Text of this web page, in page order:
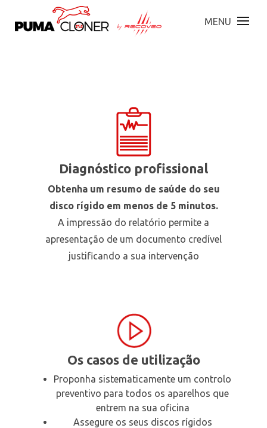
MENU
DIAGNÓSTICO
Diagnóstico profissional
Obtenha um resumo de saúde do seu
disco rígido em menos de 5 minutos.
A impressão do relatório permite a
apresentação de um documento credível
justificando a sua intervenção
Os casos de utilização
Proponha sistematicamente um controlo
preventivo para todos os aparelhos que
entrem na sua oficina
Assegure os seus discos rígidos